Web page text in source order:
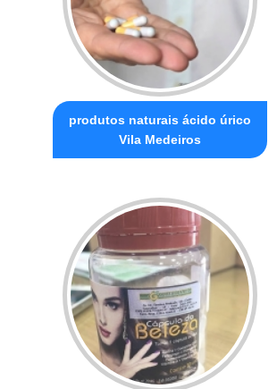
produtos naturais ácido úrico
Vila Medeiros